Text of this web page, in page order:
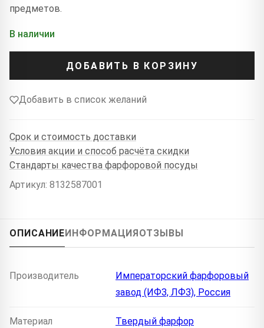
предметов.
В наличии
ДОБАВИТЬ В КОРЗИНУ
Добавить в список желаний
Срок и стоимость доставки
Условия акции и способ расчёта скидки
Стандарты качества фарфоровой посуды
Артикул: 8132587001
ОПИСАНИЕ ИНФОРМАЦИЯ ОТЗЫВЫ
Производитель
Императорский фарфоровый
завод (ИФЗ, ЛФЗ), Россия
Материал Твердый фарфор